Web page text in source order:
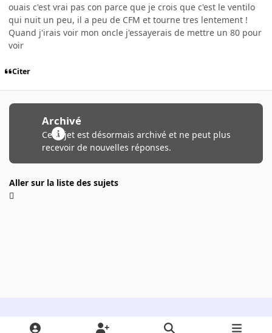
ouais c'est vrai pas con parce que je crois que c'est le ventilo
qui nuit un peu, il a peu de CFM et tourne tres lentement !
Quand j'irais voir mon oncle j'essayerais de mettre un 80 pour
voir
Citer
Archivé
Ce sujet est désormais archivé et ne peut plus
recevoir de nouvelles réponses.
Aller sur la liste des sujets